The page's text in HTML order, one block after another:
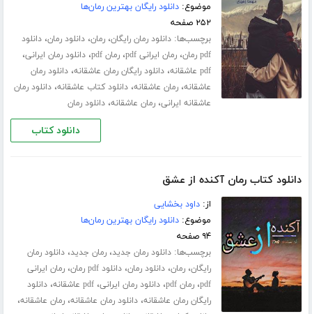
موضوع:دانلود رایگان بهترین رمان‌ها
۲۵۲ صفحه
برچسب‌ها:دانلود رمان رایگان،رمان،دانلود رمان،دانلود
pdf رمان
،رمان ایرانی pdf ،رمان pdf ،دانلود رمان ایرانی،
pdf عاشقانه ،دانلود رایگان رمان عاشقانه،دانلود رمان
عاشقانه،رمان عاشقانه،دانلود کتاب عاشقانه،دانلود رمان
عاشقانه ایرانی،رمان عاشقانه،دانلود رمان
دانلود کتاب
دانلود کتاب رمان آکنده از عشق
از:داود بخشایی
موضوع:دانلود رایگان بهترین رمان‌ها
۹۴ صفحه
برچسب‌ها:دانلود رمان جدید،رمان جدید،دانلود رمان
رایگان،رمان،دانلود رمان،دانلود pdf رمان ،رمان ایرانی
pdf،رمان pdf ،دانلود رمان ایرانی،pdf عاشقانه ،دانلود
رایگان رمان عاشقانه،دانلود رمان عاشقانه،رمان عاشقانه،